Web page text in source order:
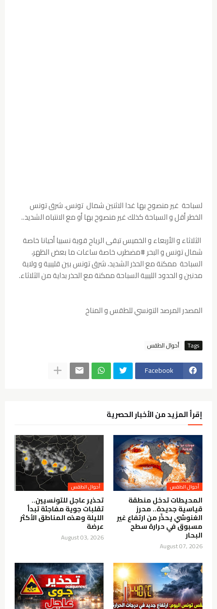
لسباحة غير منصوح بها غدا الاثنين شمال تونس، شرق تونس
الخطر أقل و السباحة كذلك غير منصوح بها أو مع الانتباه الشديد..
الثلاثاء و الأربعاء و الخميس تبقى الرياح قوية نسبيا أحيانا خاصة
شمال تونس و البحر #مضطرب خاصة ساعات ما بعض الظهر،
السباحة ممكنة مع الحذر الشديد، شرق تونس بين قليبية و ولاية
مدنين و الحدود الليبية السباحة ممكنة مع الحذر بداية من الثلاثاء.
المصدر المرصد التونسي للطقس و المناخ
Tags أحوال الطقس
Facebook
إقرأ المزيد من الأخبار الحصرية
أحوال الطقس
المحيطات تدخل منطقة
قياسية جديدة.. محرز
الغنوشي يحذّر من ارتفاع غير
مسبوق في حرارة سطح
البحار
August 07, 2026
أحوال الطقس
تحذير عاجل للتونسيين..
تقلبات جوية مفاجئة تبدأ
الليلة وهذه المناطق الأكثر
عرضة
August 03, 2026